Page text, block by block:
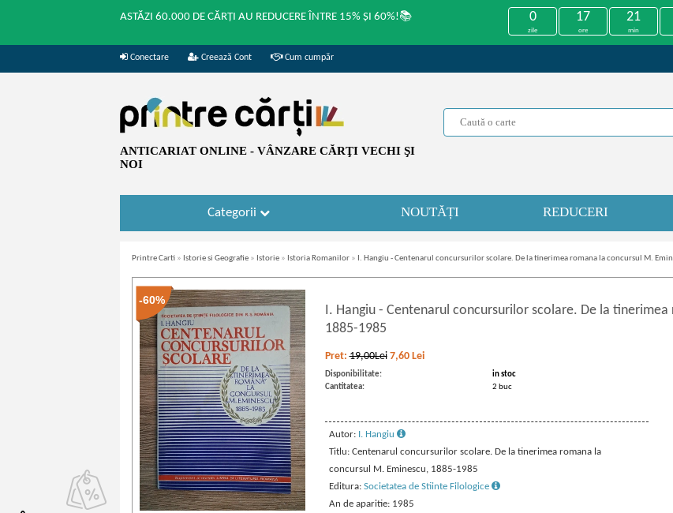
ASTĂZI 60.000 DE CĂRȚI AU REDUCERE ÎNTRE 15% ȘI 60%!📚 0
zile
17
ore
21
min
Conectare Creează Cont Cum cumpăr
ANTICARIAT ONLINE - VÂNZARE CĂRŢI VECHI ŞI
NOI
Categorii NOUTĂȚI REDUCERI
Printre Carti » Istorie si Geografie » Istorie » Istoria Romanilor » I. Hangiu - Centenarul concursurilor scolare. De la tinerimea romana la concursul M.
-60%
I. Hangiu - Centenarul concursurilor scolare. De la
1885-1985
Pret:19,00Lei 7,60 Lei
Disponibilitate:
in stoc
Cantitatea:
2 buc
Autor: I. Hangiu
Titlu: Centenarul concursurilor scolare. De la tinerimea romana la
concursul M. Eminescu, 1885-1985
Editura: Societatea de Stiinte Filologice
An de aparitie: 1985